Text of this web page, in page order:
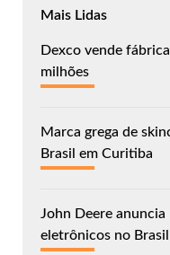
Mais Lidas
Dexco vende
milhões
Marca grega de
Brasil em Curitiba
John Deere
eletrônicos no Brasil